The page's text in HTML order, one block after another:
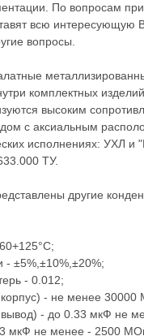
По вопросам
всю интересующую
вопросы.
комплектных
высоким
с аксиальным
исполнениях: УХЛ и
ТУ.
другие
- ±5%,±10%,±20%;
- 0.012;
- не менее
вывод) - до 0.33 мкФ не
мкФ не менее - 2500